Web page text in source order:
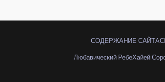
СОДЕРЖАНИЕ САЙТА
Любавический РебеХайей